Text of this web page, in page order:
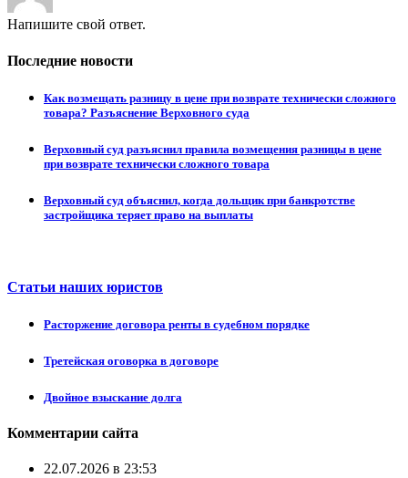
Напишите свой ответ.
Последние новости
Как возмещать разницу в цене при возврате технически сложного
товара? Разъяснение Верховного суда
Верховный суд разъяснил правила возмещения разницы в цене
при возврате технически сложного товара
Верховный суд объяснил, когда дольщик при банкротстве
застройщика теряет право на выплаты
Статьи наших юристов
Расторжение договора ренты в судебном порядке
Третейская оговорка в договоре
Двойное взыскание долга
Комментарии сайта
22.07.2026 в 23:53